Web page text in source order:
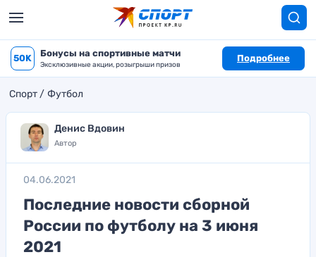
50K Бонусы на спортивные матчи
Эксклюзивные акции, розыгрыши призов
Подробнее
Спорт Футбол
Денис Вдовин
Автор
04.06.2021
Последние новости сборной
России по футболу на 3 июня
2021